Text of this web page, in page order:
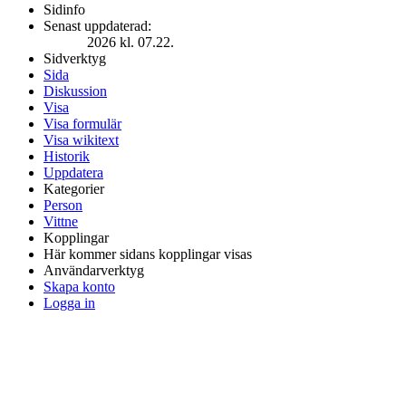
Sidinfo
Senast uppdaterad:
2026 kl. 07.22.
Sidverktyg
Sida
Diskussion
Visa
Visa formulär
Visa wikitext
Historik
Uppdatera
Kategorier
Person
Vittne
Kopplingar
Här kommer sidans kopplingar visas
Användarverktyg
Skapa konto
Logga in